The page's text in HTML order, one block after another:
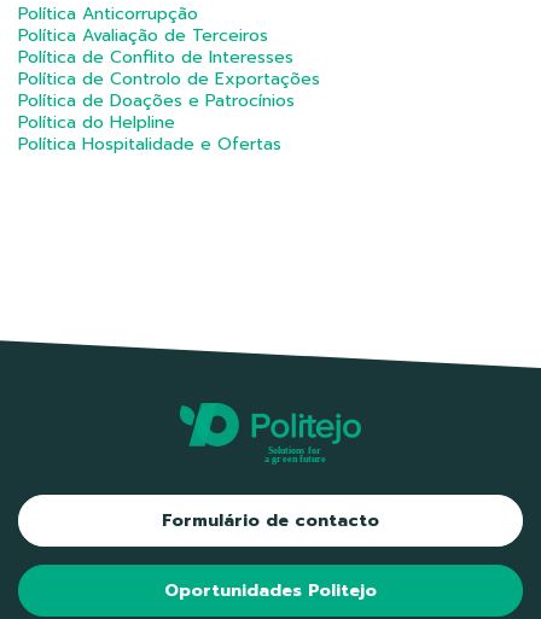
Política Anticorrupção
Política Avaliação de Terceiros
Política de Conflito de Interesses
Política de Controlo de Exportações
Política de Doações e Patrocínios
Política do Helpline
Política Hospitalidade e Ofertas
Formulário de contacto
Oportunidades Politejo